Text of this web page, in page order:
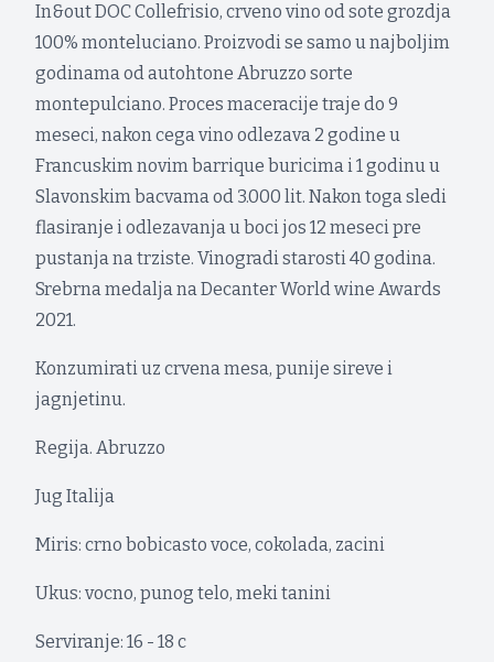
In&out DOC Collefrisio, crveno vino od sote grozdja
100% monteluciano. Proizvodi se samo u najboljim
godinama od autohtone Abruzzo sorte
montepulciano. Proces maceracije traje do 9
meseci, nakon cega vino odlezava 2 godine u
Francuskim novim barrique buricima i 1 godinu u
Slavonskim bacvama od 3.000 lit. Nakon toga sledi
flasiranje i odlezavanja u boci jos 12 meseci pre
pustanja na trziste. Vinogradi starosti 40 godina.
Srebrna medalja na Decanter World wine Awards
2021.
Konzumirati uz crvena mesa, punije sireve i
jagnjetinu.
Regija. Abruzzo
Jug Italija
Miris: crno bobicasto voce, cokolada, zacini
Ukus: vocno, punog telo, meki tanini
Serviranje: 16 - 18 c